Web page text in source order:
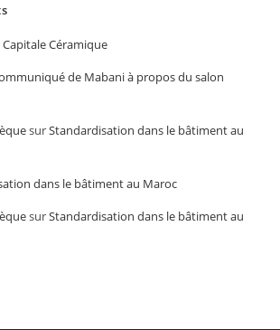
Capitale Céramique
de Mabani à propos du salon
surStandardisation dans le bâtiment au
dans le bâtiment au Maroc
surStandardisation dans le bâtiment au